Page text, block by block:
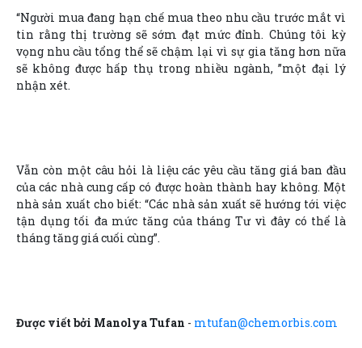
“Người mua đang hạn chế mua theo nhu cầu trước mắt vì
tin rằng thị trường sẽ sớm đạt mức đỉnh. Chúng tôi kỳ
vọng nhu cầu tổng thể sẽ chậm lại vì sự gia tăng hơn nữa
sẽ không được hấp thụ trong nhiều ngành, ”một đại lý
nhận xét.
Vẫn còn một câu hỏi là liệu các yêu cầu tăng giá ban đầu
của các nhà cung cấp có được hoàn thành hay không. Một
nhà sản xuất cho biết: “Các nhà sản xuất sẽ hướng tới việc
tận dụng tối đa mức tăng của tháng Tư vì đây có thể là
tháng tăng giá cuối cùng”.
Được viết bởi Manolya Tufan - mtufan@chemorbis.com